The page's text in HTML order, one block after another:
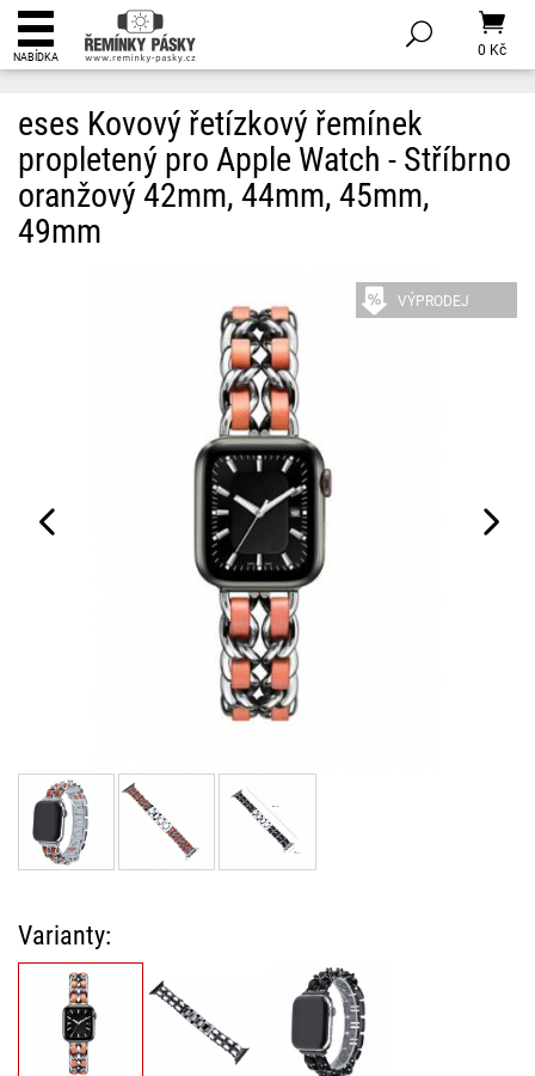
0 Kč
NABÍDKA
eses Kovový řetízkový řemínek
propletený pro Apple Watch - Stříbrno
oranžový 42mm, 44mm, 45mm,
49mm
VÝPRODEJ
Varianty: